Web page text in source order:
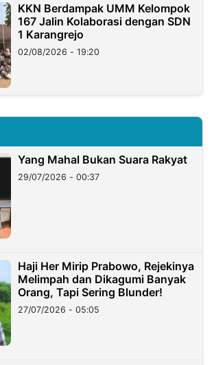
KKN Berdampak UMM Kelompok
167 Jalin Kolaborasi dengan SDN
1 Karangrejo
02/08/2026 - 19:20
Yang Mahal Bukan Suara Rakyat
29/07/2026 - 00:37
Haji Her Mirip Prabowo, Rejekinya
Melimpah dan Dikagumi Banyak
Orang, Tapi Sering Blunder!
27/07/2026 - 05:05